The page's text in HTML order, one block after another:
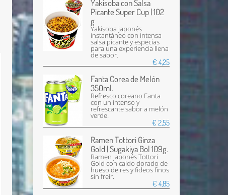
Yakisoba con Salsa
Picante Super Cup | 102
g
Yakisoba japonés
instantáneo con intensa
salsa picante y especias
para una experiencia llena
de sabor.
€ 4,25
Fanta Corea de Melón
350ml.
Refresco coreano Fanta
con un intenso y
refrescante sabor a melón
verde.
€ 2,55
Ramen Tottori Ginza
Gold | Sugakiya Bol 109g.
Ramen japonés Tottori
Gold con caldo dorado de
hueso de res y fideos finos
sin freír.
€ 4,85